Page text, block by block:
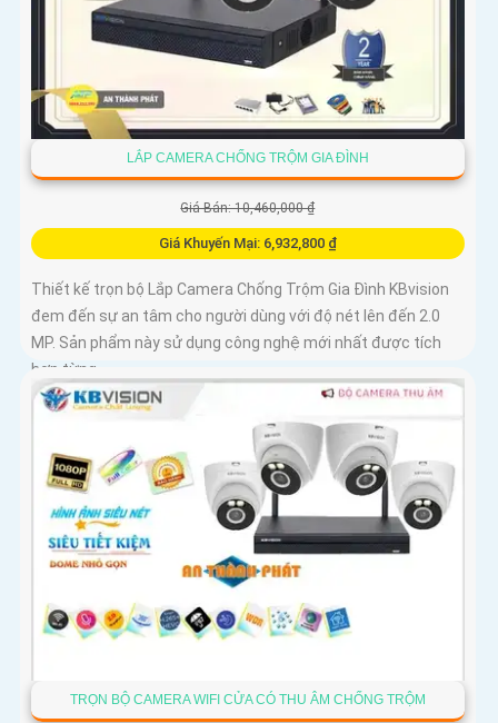
LẮP CAMERA CHỐNG TRỘM GIA ĐÌNH
Giá Bán: 10,460,000 ₫
Giá Khuyến Mại: 6,932,800 ₫
Thiết kế trọn bộ Lắp Camera Chống Trộm Gia Đình KBvision
đem đến sự an tâm cho người dùng với độ nét lên đến 2.0
MP. Sản phẩm này sử dụng công nghệ mới nhất được tích
hợp từng...
TRỌN BỘ CAMERA WIFI CỬA CÓ THU ÂM CHỐNG TRỘM